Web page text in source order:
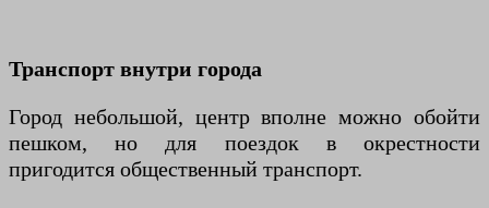
Транспорт внутри города
Город небольшой, центр вполне можно обойти
пешком, но для поездок в окрестности
пригодится общественный транспорт.